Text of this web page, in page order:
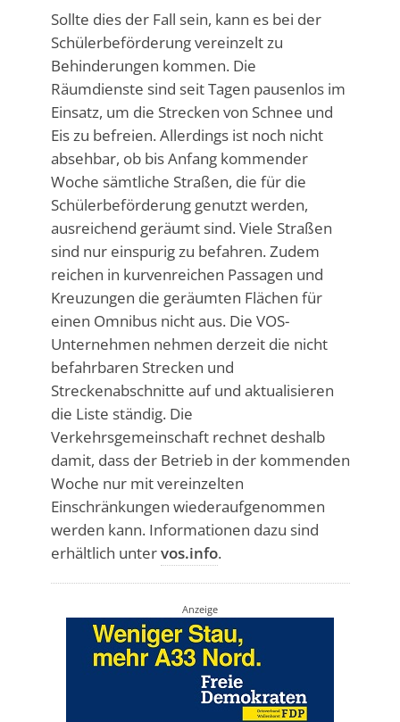
Sollte dies der Fall sein, kann es bei der
Schülerbeförderung vereinzelt zu
Behinderungen kommen. Die
Räumdienste sind seit Tagen pausenlos im
Einsatz, um die Strecken von Schnee und
Eis zu befreien. Allerdings ist noch nicht
absehbar, ob bis Anfang kommender
Woche sämtliche Straßen, die für die
Schülerbeförderung genutzt werden,
ausreichend geräumt sind. Viele Straßen
sind nur einspurig zu befahren. Zudem
reichen in kurvenreichen Passagen und
Kreuzungen die geräumten Flächen für
einen Omnibus nicht aus. Die VOS-
Unternehmen nehmen derzeit die nicht
befahrbaren Strecken und
Streckenabschnitte auf und aktualisieren
die Liste ständig. Die
Verkehrsgemeinschaft rechnet deshalb
damit, dass der Betrieb in der kommenden
Woche nur mit vereinzelten
Einschränkungen wiederaufgenommen
werden kann. Informationen dazu sind
erhältlich untervos.info.
Anzeige